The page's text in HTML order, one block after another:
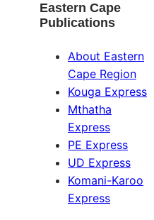
Eastern Cape
Publications
About Eastern
Cape Region
Kouga Express
Mthatha
Express
PE Express
UD Express
Komani-Karoo
Express